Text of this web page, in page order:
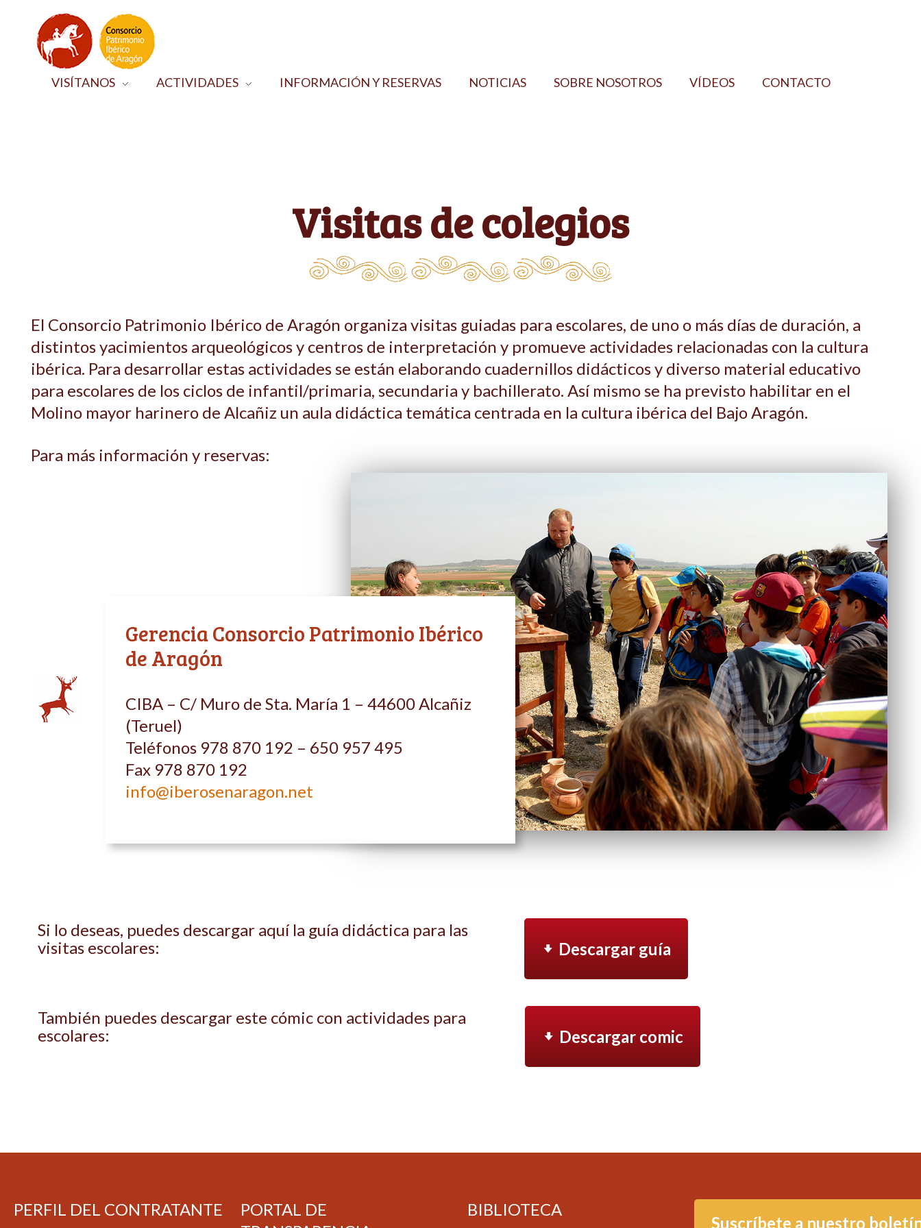
VISÍTANOS ACTIVIDADES INFORMACIÓN Y RESERVAS NOTICIAS SOBRE NOSOTROS VÍDEOS CONTACTO
Visitas de colegios
El Consorcio Patrimonio Ibérico de Aragón organiza visitas guiadas para escolares, de uno o más días de duración, a
distintos yacimientos arqueológicos y centros de interpretación y promueve actividades relacionadas con la cultura
ibérica. Para desarrollar estas actividades se están elaborando cuadernillos didácticos y diverso material educativo
para escolares de los ciclos de infantil/primaria, secundaria y bachillerato. Así mismo se ha previsto habilitar en el
Molino mayor harinero de Alcañiz un aula didáctica temática centrada en la cultura ibérica del Bajo Aragón.
Para más información y reservas:
Gerencia Consorcio Patrimonio Ibérico
de Aragón
CIBA – C/ Muro de Sta. María 1 – 44600 Alcañiz
(Teruel)
Teléfonos 978 870 192 – 650 957 495
Fax 978 870 192
info@iberosenaragon.net
Si lo deseas, puedes descargar aquí la guía didáctica para las
visitas escolares:
Descargar guía
También puedes descargar este cómic con actividades para
escolares:
Descargar comic
PERFIL DEL CONTRATANTE
PORTAL DE
BIBLIOTECA
Suscríbete a nuestro